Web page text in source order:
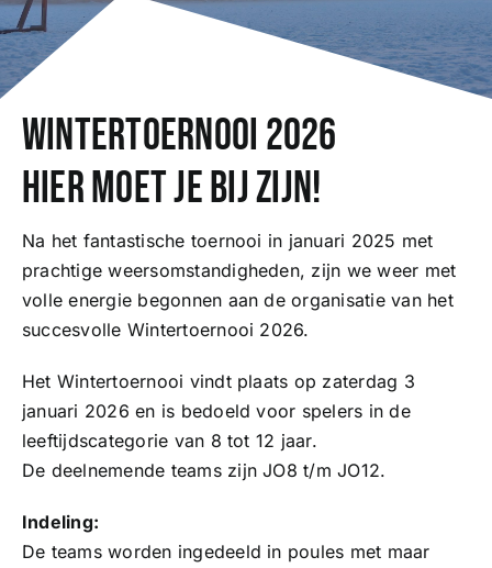
Trainingsschema
Clubinformatie
Het eerste
Organisatie
Sponsoren
Commissies
ClubTV
Wintertoernooi 2026
Hier moet je bij zijn!
Na het fantastische toernooi in januari 2025 met
prachtige weersomstandigheden, zijn we weer met
volle energie begonnen aan de organisatie van het
succesvolle Wintertoernooi 2026.
Het Wintertoernooi vindt plaats op zaterdag 3
januari 2026 en is bedoeld voor spelers in de
leeftijdscategorie van 8 tot 12 jaar.
De deelnemende teams zijn JO8 t/m JO12.
Indeling:
De teams worden ingedeeld in poules met maar